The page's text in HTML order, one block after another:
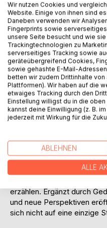
BESCHREIBUNG
Manchmal sind es nicht
sondern die Wege, die uns
bestimmen, wer wir
Die Wege, die uns wählen
aus autobiografischen
Geschichten und
Begebenheiten,
Gedanken, die über das
Zwischen Nähe und
entstehen Texte, die von
erzählen. Ergänzt durch
und neue Perspektiven
sich nicht auf eine einzige
Wir nutzen Cookies und
Website. Einige von ihnen sind
Daneben verwenden wir
Fingerprints sowie
unsere Seite besucht und wie
Trackingtechnologien zu
serverseitiges Tracking sowie
geräteübergreifend Cookies,
sowie gehashte E-Mail-
betten wir zudem Drittinhalte
Plattformen). Wir haben auf die
etwaiges Tracking durch den
Einstellung willigst du in die
kannst deine Einwilligung (z. B.
jederzeit mit Wirkung für die
ABLEHNEN
ALLE